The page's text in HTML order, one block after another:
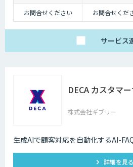
お問合せください
お問合せくだ
サービス
DECA カスタマ
株式会社ギブリー
生成AIで顧客対応を自動化するAI-
詳細を見る